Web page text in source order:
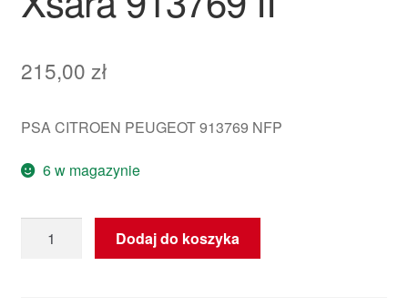
215,00 zł
PSA CITROEN PEUGEOT 913769 NFP
6 w magazynie
Zamek
Dodaj do koszyka